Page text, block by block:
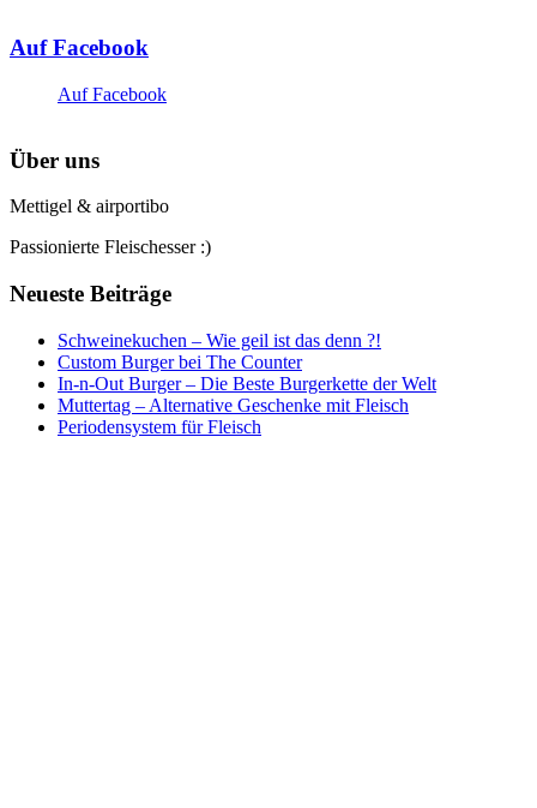
Auf Facebook
Auf Facebook
Über uns
Mettigel & airportibo
Passionierte Fleischesser :)
Neueste Beiträge
Schweinekuchen – Wie geil ist das denn ?!
Custom Burger bei The Counter
In-n-Out Burger – Die Beste Burgerkette der Welt
Muttertag – Alternative Geschenke mit Fleisch
Periodensystem für Fleisch